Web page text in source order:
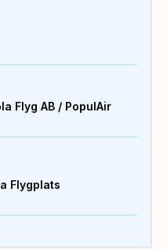
Flyg AB / PopulAir
Flygplats